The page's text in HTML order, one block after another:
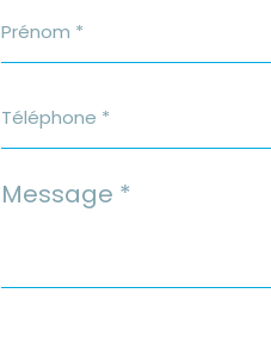
Prénom
*
Téléphone
*
Message